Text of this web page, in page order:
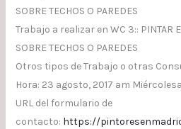
SOBRE TECHOS O PAREDES
Trabajo a realizar en WC 3:: PINTAR
SOBRE TECHOS O PAREDES
Otros tipos de Trabajo o otras
Hora: 23 agosto, 2017 am
URL del formulario de
contacto: https://